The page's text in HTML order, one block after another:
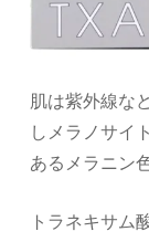
肌は紫外線な
しメラノサイ
あるメラニン
トラネキサム